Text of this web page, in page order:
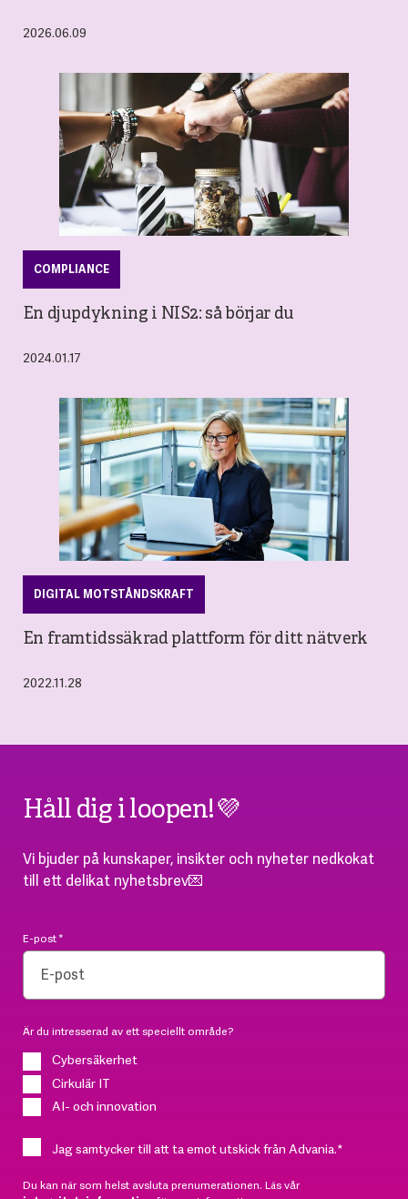
2026.06.09
COMPLIANCE
En djupdykning i NIS2: så börjar du
2024.01.17
DIGITAL MOTSTÅNDSKRAFT
En framtidssäkrad plattform för ditt nätverk
2022.11.28
Håll dig i loopen!💜
Vi bjuder på kunskaper, insikter och nyheter nedkokat
till ett delikat nyhetsbrev💌
E-post*
Är du intresserad av ett speciellt område?
Cybersäkerhet
Cirkulär IT
AI- och innovation
Jag samtycker till att ta emot utskick från Advania.*
Du kan när som helst avsluta prenumerationen. Läs vår